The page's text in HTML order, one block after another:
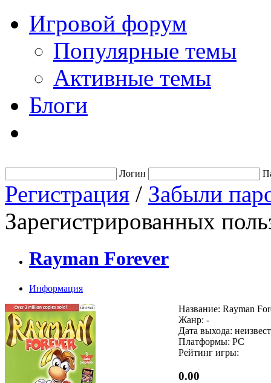
Игровой форум
Популярные темы
Активные темы
Блоги
Логин
Регистрация / Забыли
Зарегистрированных
Rayman Forever
Информация
Название: Rayman
Жанр: -
Дата выхода:
Платформы: PC
Рейтинг игры:
0.00